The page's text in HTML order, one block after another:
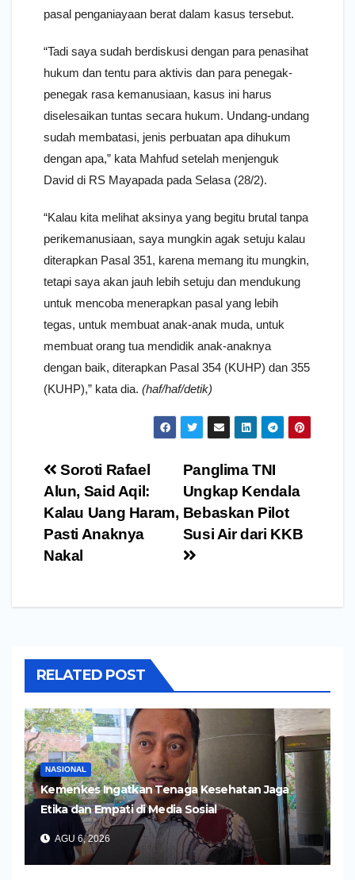
pasal penganiayaan berat dalam kasus tersebut.
“Tadi saya sudah berdiskusi dengan para penasihat
hukum dan tentu para aktivis dan para penegak-
penegak rasa kemanusiaan, kasus ini harus
diselesaikan tuntas secara hukum. Undang-undang
sudah membatasi, jenis perbuatan apa dihukum
dengan apa,” kata Mahfud setelah menjenguk
David di RS Mayapada pada Selasa (28/2).
“Kalau kita melihat aksinya yang begitu brutal tanpa
perikemanusiaan, saya mungkin agak setuju kalau
diterapkan Pasal 351, karena memang itu mungkin,
tetapi saya akan jauh lebih setuju dan mendukung
untuk mencoba menerapkan pasal yang lebih
tegas, untuk membuat anak-anak muda, untuk
membuat orang tua mendidik anak-anaknya
dengan baik, diterapkan Pasal 354 (KUHP) dan 355
(KUHP),” kata dia. (haf/haf/detik)
Navigasi
pos
Panglima TNI
Ungkap Kendala
Bebaskan Pilot
Susi Air dari KKB
Soroti Rafael
Alun, Said Aqil:
Kalau Uang Haram,
Pasti Anaknya
Nakal
RELATED POST
NASIONAL
Kemenkes Ingatkan Tenaga Kesehatan Jaga
Etika dan Empati di Media Sosial
AGU 6, 2026